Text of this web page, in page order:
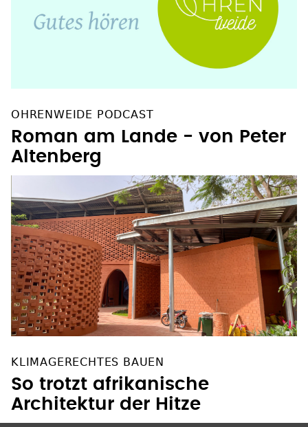
OHRENWEIDE PODCAST
Roman am Lande - von Peter
Altenberg
KLIMAGERECHTES BAUEN
So trotzt afrikanische
Architektur der Hitze